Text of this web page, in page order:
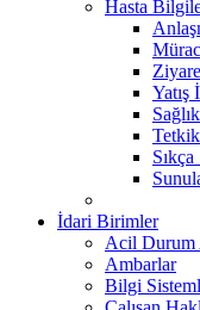
Hasta
Yatış
İdari Birimler
Acil Durum
Ambarlar
Bilgi